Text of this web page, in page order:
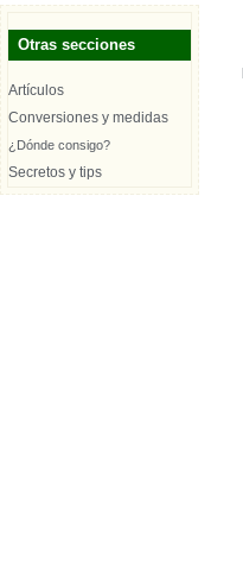
Otras secciones
Artículos
Conversiones y medidas
¿Dónde consigo?
Secretos y tips